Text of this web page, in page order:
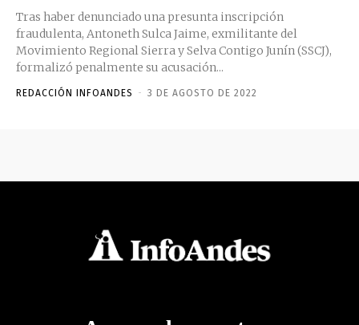
Tras haber denunciado una presunta inscripción
fraudulenta, Antoneth Sulca Jaime, exmilitante del
Movimiento Regional Sierra y Selva Contigo Junín (SSCJ),
formalizó penalmente su acusación...
REDACCIÓN INFOANDES - 3 DE AGOSTO DE 2022